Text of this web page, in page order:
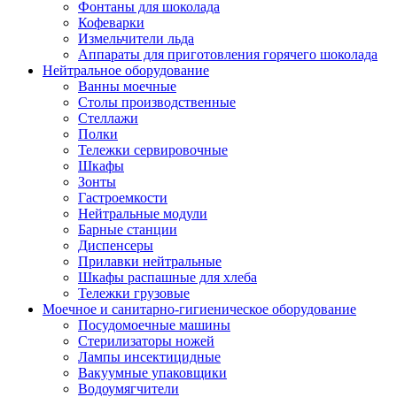
Фонтаны для шоколада
Кофеварки
Измельчители льда
Аппараты для приготовления горячего шоколада
Нейтральное оборудование
Ванны моечные
Столы производственные
Стеллажи
Полки
Тележки сервировочные
Шкафы
Зонты
Гастроемкости
Нейтральные модули
Барные станции
Диспенсеры
Прилавки нейтральные
Шкафы распашные для хлеба
Тележки грузовые
Моечное и санитарно-гигиеническое оборудование
Посудомоечные машины
Стерилизаторы ножей
Лампы инсектицидные
Вакуумные упаковщики
Водоумягчители